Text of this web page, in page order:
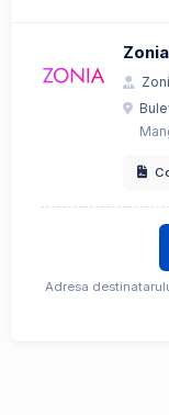
Zonia
Adresa